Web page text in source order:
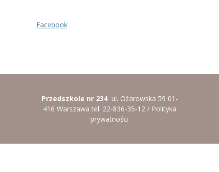
Facebook
Przedszkole nr 234 ul. Ożarowska 59 01-
416 Warszawa tel. 22-836-35-12 / Polityka
prywatności